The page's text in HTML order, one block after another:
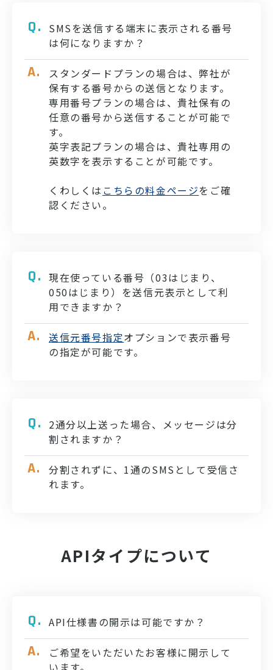
SMSを送信する端末に表示される番号
は何になりますか？
スタンダードプランの場合は、弊社が
保有する番号からの送信となります。
専用番号プランの場合は、貴社保有の
任意の番号から送信することが可能で
す。
英字表記プランの場合は、貴社専用の
英数字を表示することが可能です。
くわしくは こちらの料金ページをご確
認ください。
現在使っている番号（03はじまり、
050はじまり）を送信元表示として利
用できますか？
送信元番号指定オプションで表示番号
の指定が可能です。
2通分以上送った場合、メッセージは分
割されますか？
分割されずに、1通のSMSとして受信さ
れます。
APIタイプについて
API仕様書の開示は可能ですか？
ご希望をいただいたお客様に開示して
います。